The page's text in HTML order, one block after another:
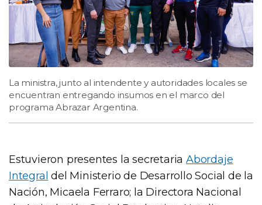
La ministra, junto al intendente y autoridades locales se
encuentran entregando insumos en el marco del
programa Abrazar Argentina.
Estuvieron presentes la secretaria Abordaje
Integral del Ministerio de Desarrollo Social de la
Nación, Micaela Ferraro; la Directora Nacional